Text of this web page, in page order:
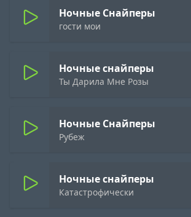
Ночные Снайперы
гости мои
Ночные снайперы
Ты Дарила Мне Розы
Ночные Снайперы
Рубеж
Ночные снайперы
Катастрофически